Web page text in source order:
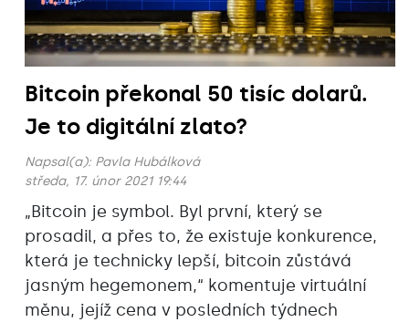
Bitcoin překonal 50 tisíc dolarů.
Je to digitální zlato?
Napsal(a): Pavla Hubálková
středa, 17. únor 2021 19:44
„Bitcoin je symbol. Byl první, který se
prosadil, a přes to, že existuje konkurence,
která je technicky lepší, bitcoin zůstává
jasným hegemonem,“‎ komentuje virtuální
měnu, jejíž cena v posledních týdnech